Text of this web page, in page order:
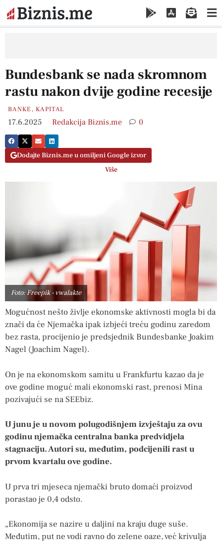
Bundesbank se nada skromnom
rastu nakon dvije godine recesije
BANKE ,KAPITAL
17.6.2025 Redakcija Biznis.me 0
Dodajte Biznis.me u omiljeni Google izvor
Više
Foto: Freepik - vwalakte
Mogućnost nešto življe ekonomske aktivnosti mogla bi da
znači da će Njemačka ipak izbjeći treću godinu zaredom
bez rasta, procijenio je predsjednik Bundesbanke Joakim
Nagel (Joachim Nagel).
On je na ekonomskom samitu u Frankfurtu kazao da je
ove godine moguć mali ekonomski rast, prenosi Mina
pozivajući se na SEEbiz.
U junu je u novom polugodišnjem izvještaju za ovu
godinu njemačka centralna banka predvidjela
stagnaciju. Autori su, međutim, podcijenili rast u
prvom kvartalu ove godine.
U prva tri mjeseca njemački bruto domaći proizvod
porastao je 0,4 odsto.
„Ekonomija se nazire u daljini na kraju duge suše.
Međutim, put ne vodi ravno do zelene oaze, već krivulja